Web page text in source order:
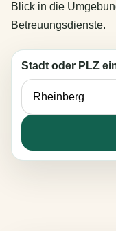
Blick in die
Betreuungsdienste.
Stadt oder PLZ